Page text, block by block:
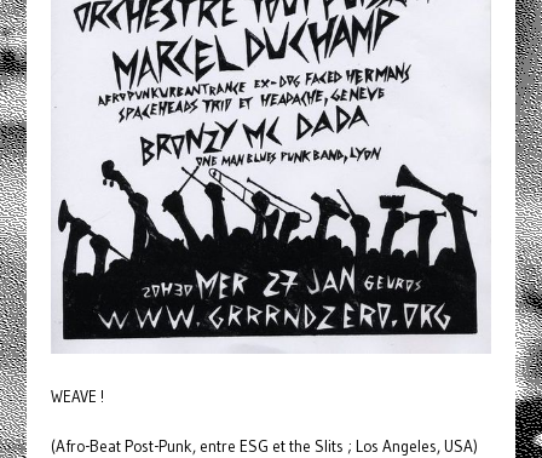
WEAVE !
(Afro-Beat Post-Punk, entre ESG et the Slits ; Los Angeles, USA)